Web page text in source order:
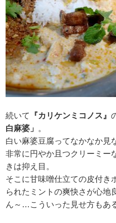
続いて 『カリケンミコノス』
白麻婆」
。
白い麻婆豆腐ってなかなか見
非常に円やか且つクリーミー
きは抑え目。
そこに甘味噌仕立ての皮付き
られたミントの爽快さが心地
ん～…こういった見せ方もあ